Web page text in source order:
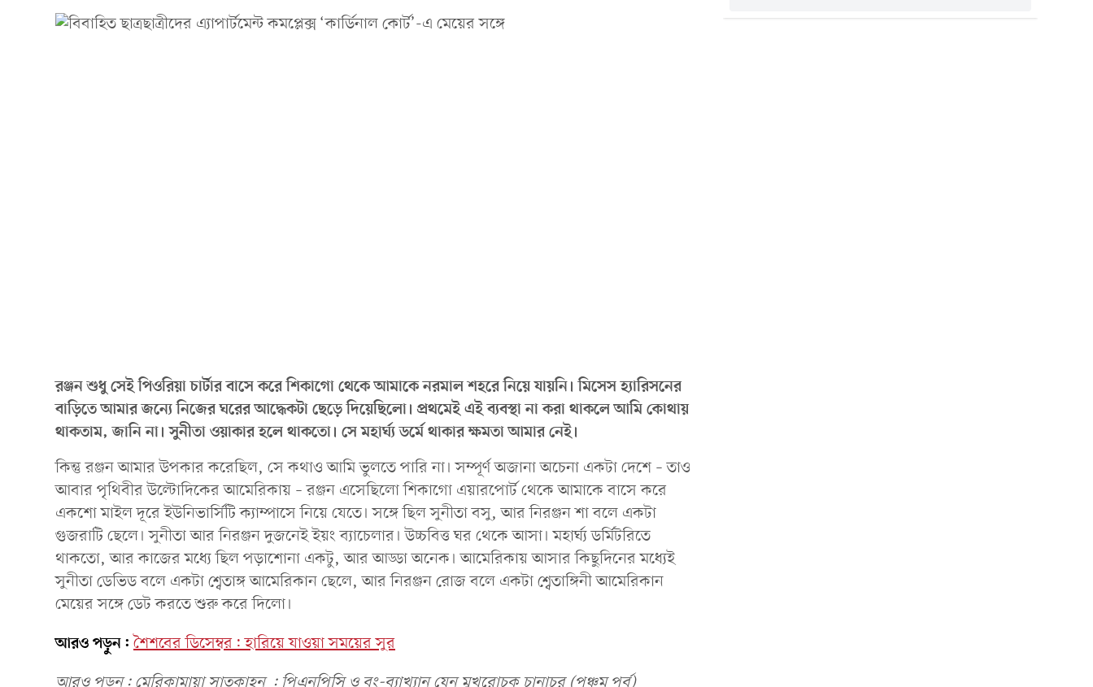
রঞ্জন শুধু সেই পিওরিয়া চার্টার বাসে করে শিকাগো থেকে আমাকে নরমাল শহরে নিয়ে যায়নি। মিসেস হ্যারিসনের
বাড়িতে আমার জন্যে নিজের ঘরের আদ্ধেকটা ছেড়ে দিয়েছিলো। প্রথমেই এই ব্যবস্থা না করা থাকলে আমি কোথায়
থাকতাম, জানি না। সুনীতা ওয়াকার হলে থাকতো। সে মহার্ঘ্য ডর্মে থাকার ক্ষমতা আমার নেই।
কিন্তু রঞ্জন আমার উপকার করেছিল, সে কথাও আমি ভুলতে পারি না। সম্পূর্ণ অজানা অচেনা একটা দেশে – তাও
আবার পৃথিবীর উল্টোদিকের আমেরিকায় – রঞ্জন এসেছিলো শিকাগো এয়ারপোর্ট থেকে আমাকে বাসে করে
একশো মাইল দূরে ইউনিভার্সিটি ক্যাম্পাসে নিয়ে যেতে। সঙ্গে ছিল সুনীতা বসু, আর নিরঞ্জন শা বলে একটা
গুজরাটি ছেলে। সুনীতা আর নিরঞ্জন দুজনেই ইয়ং ব্যাচেলার। উচ্চবিত্ত ঘর থেকে আসা। মহার্ঘ্য ডর্মিটরিতে
থাকতো, আর কাজের মধ্যে ছিল পড়াশোনা একটু, আর আড্ডা অনেক। আমেরিকায় আসার কিছুদিনের মধ্যেই
সুনীতা ডেভিড বলে একটা শ্বেতাঙ্গ আমেরিকান ছেলে, আর নিরঞ্জন রোজ বলে একটা শ্বেতাঙ্গিনী আমেরিকান
মেয়ের সঙ্গে ডেট করতে শুরু করে দিলো।
আরও পড়ুন: শৈশবের ডিসেম্বর: হারিয়ে যাওয়া সময়ের সুর
আরও পড়ুন: মেরিকামায়া সাতকাহন : পিএনপিসি ও বং-ব্যাখ্যান যেন মুখরোচক চানাচুর (পঞ্চম পর্ব)